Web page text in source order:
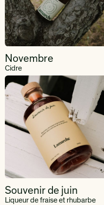
Novembre
Cidre
Souvenir de juin
Liqueur de fraise et rhubarbe